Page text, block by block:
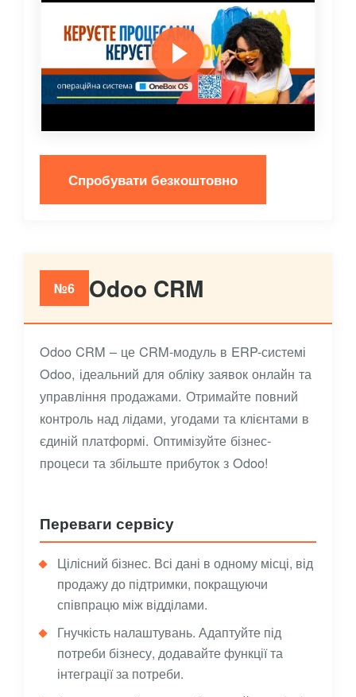
Спробувати безкоштовно
№6 Odoo CRM
Odoo CRM – це CRM-модуль в ERP-системі
Odoo, ідеальний для обліку заявок онлайн та
управління продажами. Отримайте повний
контроль над лідами, угодами та клієнтами в
єдиній платформі. Оптимізуйте бізнес-
процеси та збільште прибуток з Odoo!
Переваги сервісу
Цілісний бізнес. Всі дані в одному місці, від
продажу до підтримки, покращуючи
співпрацю між відділами.
Гнучкість налаштувань. Адаптуйте під
потреби бізнесу, додавайте функції та
інтеграції за потреби.